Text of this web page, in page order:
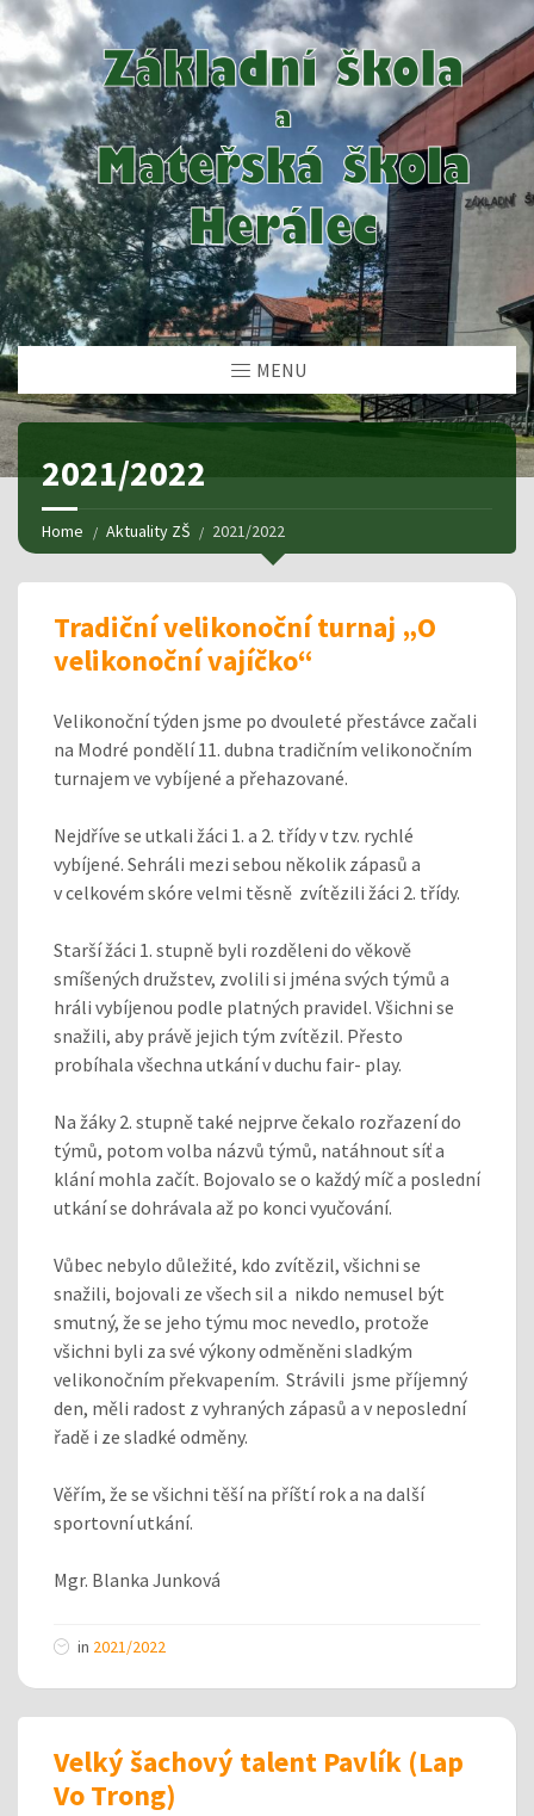
MENU
2021/2022
Home Aktuality ZŠ 2021/2022
Tradiční velikonoční turnaj „O
velikonoční vajíčko“
Velikonoční týden jsme po dvouleté přestávce začali
na Modré pondělí 11. dubna tradičním velikonočním
turnajem ve vybíjené a přehazované.
Nejdříve se utkali žáci 1. a 2. třídy v tzv. rychlé
vybíjené. Sehráli mezi sebou několik zápasů a
v celkovém skóre velmi těsně zvítězili žáci 2. třídy.
Starší žáci 1. stupně byli rozděleni do věkově
smíšených družstev, zvolili si jména svých týmů a
hráli vybíjenou podle platných pravidel. Všichni se
snažili, aby právě jejich tým zvítězil. Přesto
probíhala všechna utkání v duchu fair- play.
Na žáky 2. stupně také nejprve čekalo rozřazení do
týmů, potom volba názvů týmů, natáhnout síť a
klání mohla začít. Bojovalo se o každý míč a poslední
utkání se dohrávala až po konci vyučování.
Vůbec nebylo důležité, kdo zvítězil, všichni se
snažili, bojovali ze všech sil a nikdo nemusel být
smutný, že se jeho týmu moc nevedlo, protože
všichni byli za své výkony odměněni sladkým
velikonočním překvapením. Strávili jsme příjemný
den, měli radost z vyhraných zápasů a v neposlední
řadě i ze sladké odměny.
Věřím, že se všichni těší na příští rok a na další
sportovní utkání.
Mgr. Blanka Junková
in 2021/2022
Velký šachový talent Pavlík (Lap
Vo Trong)